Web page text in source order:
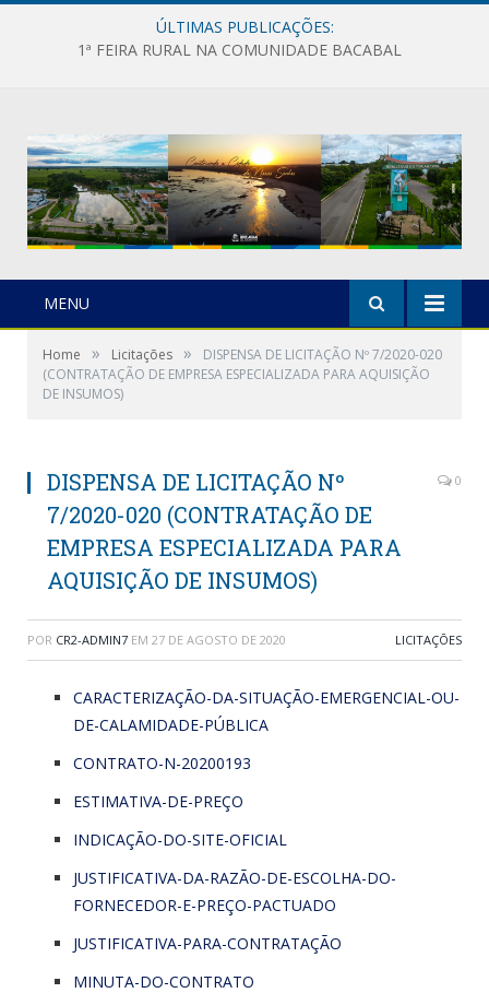
ÚLTIMAS PUBLICAÇÕES:
1ª FEIRA RURAL NA COMUNIDADE BACABAL
MENU
Home » Licitações »
DISPENSA DE LICITAÇÃO Nº 7/2020-020
(CONTRATAÇÃO DE EMPRESA ESPECIALIZADA PARA AQUISIÇÃO
DE INSUMOS)
DISPENSA DE LICITAÇÃO Nº
7/2020-020 (CONTRATAÇÃO DE
EMPRESA ESPECIALIZADA PARA
AQUISIÇÃO DE INSUMOS)
0
POR CR2-ADMIN7 EM 27 DE AGOSTO DE 2020 LICITAÇÕES
CARACTERIZAÇÃO-DA-SITUAÇÃO-EMERGENCIAL-OU-
DE-CALAMIDADE-PÚBLICA
CONTRATO-N-20200193
ESTIMATIVA-DE-PREÇO
INDICAÇÃO-DO-SITE-OFICIAL
JUSTIFICATIVA-DA-RAZÃO-DE-ESCOLHA-DO-
FORNECEDOR-E-PREÇO-PACTUADO
JUSTIFICATIVA-PARA-CONTRATAÇÃO
MINUTA-DO-CONTRATO